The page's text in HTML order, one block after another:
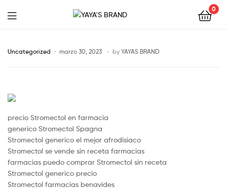
BRAND
0
Uncategorized marzo 30, 2023 by YAYAS BRAND
precio Stromectol en farmacia
generico Stromectol Spagna
Stromectol generico el mejor afrodisiaco
Stromectol se vende sin receta farmacias
farmacias puedo comprar Stromectol sin receta
Stromectol generico precio
Stromectol farmacias benavides